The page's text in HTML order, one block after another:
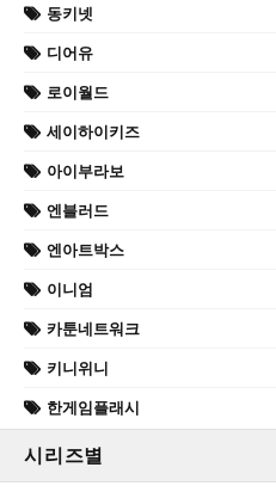
동키넷
디어유
로이월드
세이하이키즈
아이부라보
엔블러드
엔아트박스
이니엄
카툰네트워크
키니위니
한게임플래시
시리즈별